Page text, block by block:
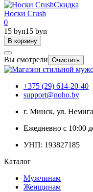
Скидка
Носки Crush
0
15 byn15 byn
В корзину
Вы смотрели Очистить
+375 (29) 614-20-40
support@noho.by
г. Минск, ул.
Ежедневно с 10:00
УНП: 193827185
Каталог
Мужчинам
Женщинам